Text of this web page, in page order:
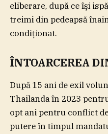
eliberare, după ce îşi
treimi din pedeapsă
condiţionat.
ÎNTOARCEREA
După 15 ani de exil
Thailanda în 2023
opt ani pentru conflict
putere în timpul